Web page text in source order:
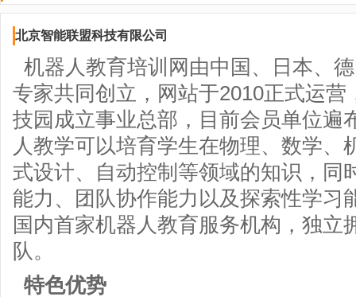
北京智能联盟科技有限公司
机器人教育培训网由中国、日本、
专家共同创立，网站于2010正式运
技园成立事业总部，目前会员单位遍
人教学可以培育学生在物理、数学、
式设计、自动控制等领域的知识，同
能力、团队协作能力以及探索性学习
国内首家机器人教育服务机构，独立
队。
特色优势